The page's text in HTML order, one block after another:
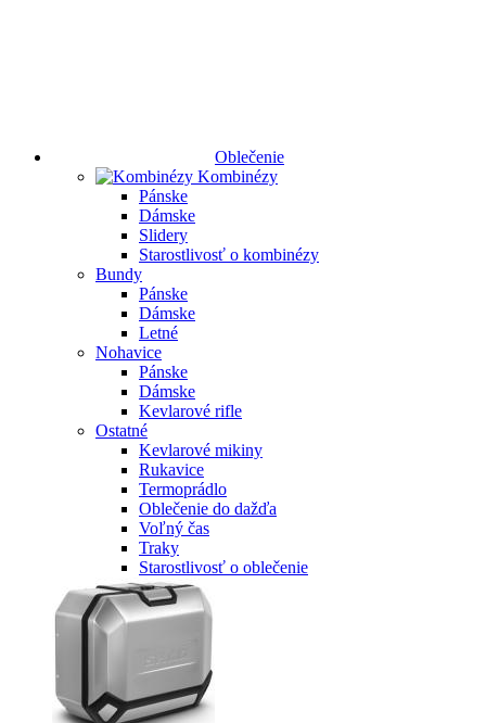
Oblečenie
Kombinézy
Pánske
Dámske
Slidery
Starostlivosť o kombinézy
Bundy
Pánske
Dámske
Letné
Nohavice
Pánske
Dámske
Kevlarové rifle
Ostatné
Kevlarové mikiny
Rukavice
Termoprádlo
Oblečenie do dažďa
Voľný čas
Traky
Starostlivosť o oblečenie